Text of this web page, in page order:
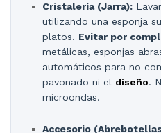
Cristalería (Jarra):
utilizando una esponja
platos. Evitar por
metálicas, esponjas
automáticos para no
pavonado ni el diseño.
microondas.
Accesorio